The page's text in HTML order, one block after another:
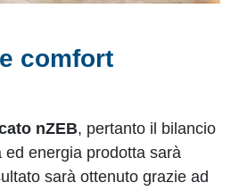
comfort
nZEB, pertanto il bilancio
energia prodotta sarà
sarà ottenuto grazie ad